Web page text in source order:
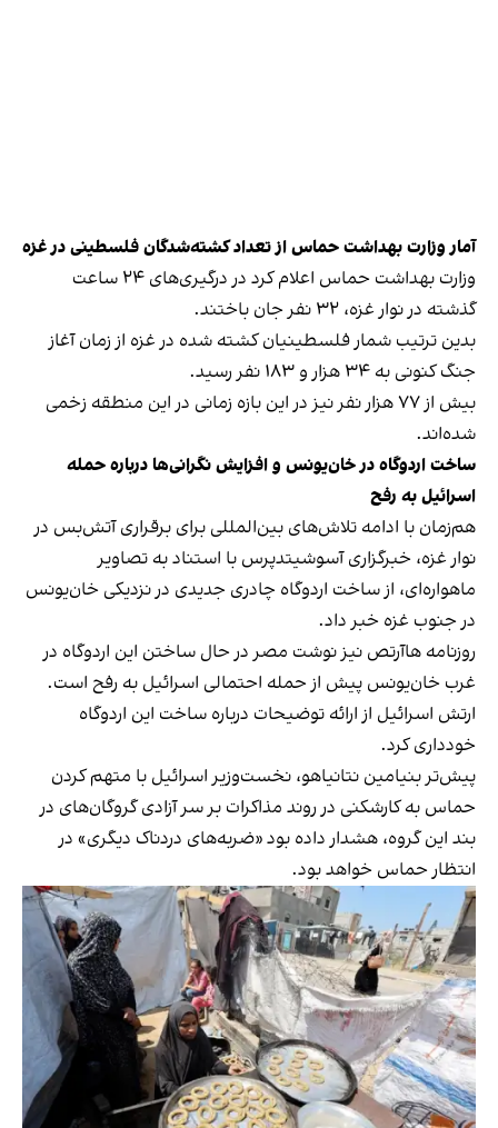
آمار وزارت بهداشت حماس از تعداد کشته‌شدگان فلسطینی در غزه
وزارت بهداشت حماس اعلام کرد در درگیری‌های ۲۴ ساعت
گذشته در نوار غزه، ۳۲ نفر جان باختند.
بدین ترتیب شمار فلسطینیان کشته شده در غزه از زمان آغاز
جنگ کنونی به ۳۴ هزار و ۱۸۳ نفر رسید.
بیش از ۷۷ هزار نفر نیز در این بازه زمانی در این منطقه زخمی
شده‌اند.
ساخت اردوگاه در خان‌یونس و افزایش نگرانی‌ها درباره حمله
اسرائیل به رفح
هم‌زمان با ادامه تلاش‌های بین‌المللی برای برقراری آتش‌بس در
نوار غزه، خبرگزاری آسوشیتدپرس با استناد به تصاویر
ماهواره‌‌ای، از ساخت اردوگاه چادری جدیدی در نزدیکی خان‌یونس
در جنوب غزه خبر داد.
روزنامه هاآرتص نیز نوشت مصر در حال ساختن این اردوگاه در
غرب خان‌یونس پیش از حمله احتمالی اسرائیل به رفح است.
ارتش اسرائیل از ارائه توضیحات درباره ساخت این اردوگاه
خودداری کرد.
پیش‌تر بنیامین نتانیاهو، نخست‌وزیر اسرائیل با متهم کردن
حماس به کارشکنی در روند مذاکرات بر سر آزادی گروگان‌های در
بند این گروه، هشدار داده بود «ضربه‌های دردناک دیگری» در
انتظار حماس خواهد بود.